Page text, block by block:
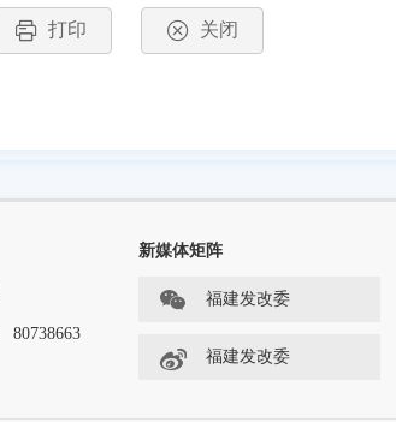
打印 关闭
80738663
新媒体矩阵
福建发改委
福建发改委